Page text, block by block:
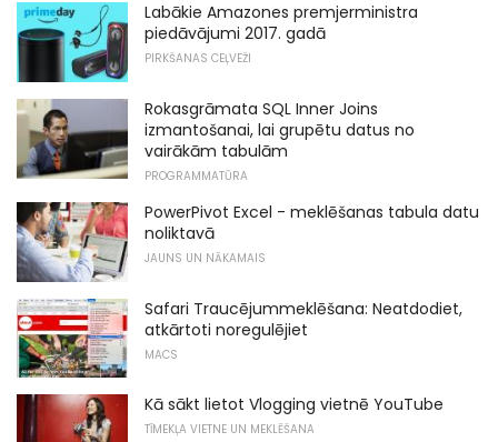
Labākie Amazones premjerministra
piedāvājumi 2017. gadā
PIRKŠANAS CEĻVEŽI
Rokasgrāmata SQL Inner Joins
izmantošanai, lai grupētu datus no
vairākām tabulām
PROGRAMMATŪRA
PowerPivot Excel - meklēšanas tabula datu
noliktavā
JAUNS UN NĀKAMAIS
Safari Traucējummeklēšana: Neatdodiet,
atkārtoti noregulējiet
MACS
Kā sākt lietot Vlogging vietnē YouTube
TĪMEKĻA VIETNE UN MEKLĒŠANA